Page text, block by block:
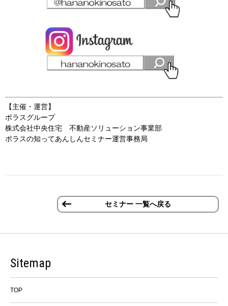
【主催・運営】
ポラスグループ
株式会社中央住宅 不動産ソリューション事業部
ポラスの知ってあんしんセミナー運営事務局
セミナー 一覧へ戻る
Sitemap
TOP